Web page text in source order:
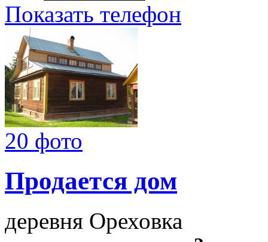
Показать телефон
20 фото
Продается дом
деревня Ореховка